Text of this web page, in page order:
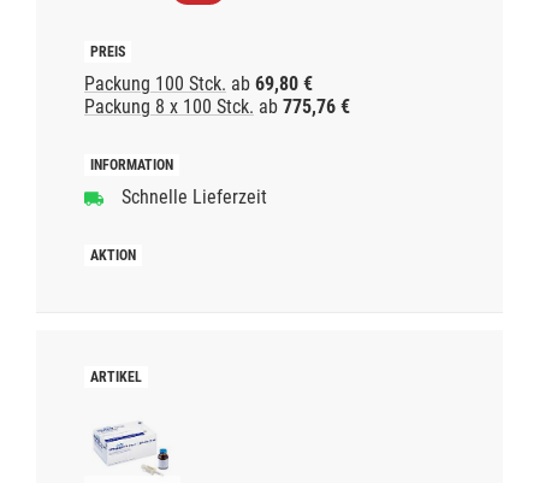
Packung 100 Stck. ab 69,80 €
Packung 8 x 100 Stck. ab 775,76 €
Schnelle Lieferzeit